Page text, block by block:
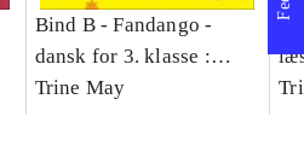
Bind B -Fandango -
dansk for 3. klasse :
grundbog -- Arbejdsbog.
Trine May
- -
-